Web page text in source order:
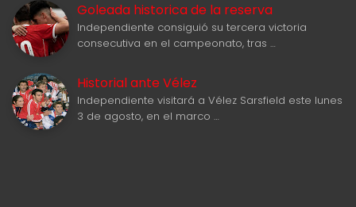
Goleada historica de la reserva
Independiente consiguió su tercera victoria
consecutiva en el campeonato, tras …
Historial ante Vélez
Independiente visitará a Vélez Sarsfield este lunes
3 de agosto, en el marco …